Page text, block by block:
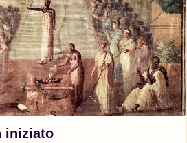
iniziato